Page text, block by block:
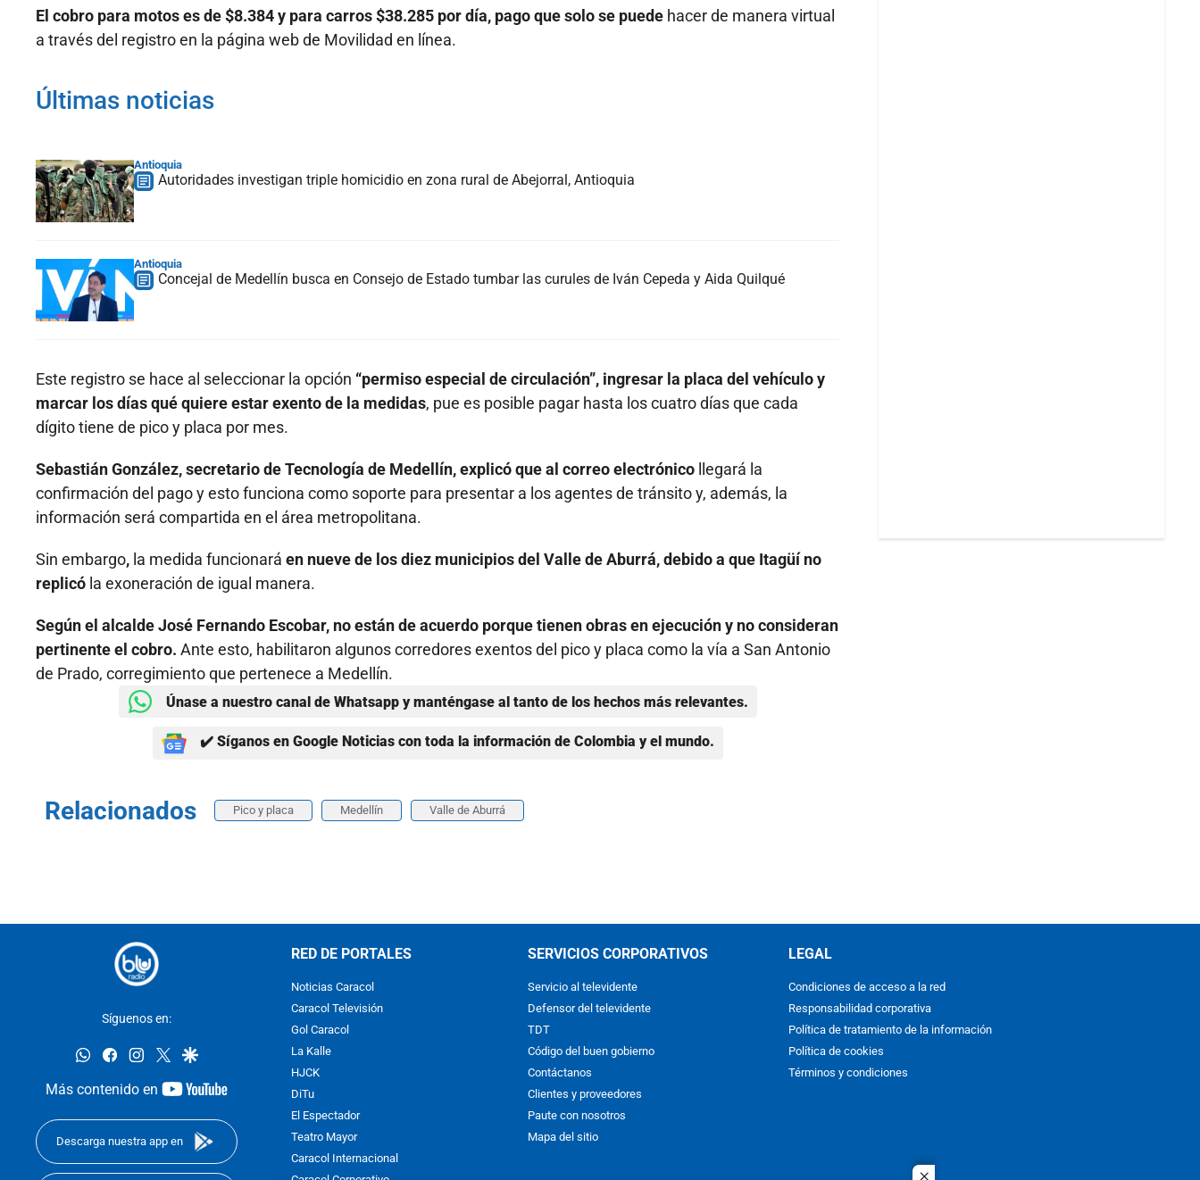
El cobro para motos es de $8.384 y para carros $38.285 por día, pago que solo se puede hacer de manera virtual
a través del registro en la página web de Movilidad en línea.
Últimas noticias
Antioquia
Autoridades investigan triple homicidio en zona rural de Abejorral, Antioquia
Antioquia
Concejal de Medellín busca en Consejo de Estado tumbar las curules de Iván Cepeda y Aida Quilqué
Este registro se hace al seleccionar la opción “permiso especial de circulación”, ingresar la placa del vehículo y
marcar los días qué quiere estar exento de la medidas, pue es posible pagar hasta los cuatro días que cada
dígito tiene de pico y placa por mes.
Sebastián González, secretario de Tecnología de Medellín, explicó que al correo electrónico llegará la
confirmación del pago y esto funciona como soporte para presentar a los agentes de tránsito y, además, la
información será compartida en el área metropolitana.
Sin embargo, la medida funcionará en nueve de los diez municipios del Valle de Aburrá, debido a que Itagüí no
replicó la exoneración de igual manera.
Según el alcalde José Fernando Escobar, no están de acuerdo porque tienen obras en ejecución y no consideran
pertinente el cobro. Ante esto, habilitaron algunos corredores exentos del pico y placa como la vía a San Antonio
de Prado, corregimiento que pertenece a Medellín.
Únase a nuestro canal de Whatsapp y manténgase al tanto de los hechos más relevantes.
✔️ Síganos en Google Noticias con toda la información de Colombia y el mundo.
Relacionados Pico y placa Medellín Valle de Aburrá
Síguenos en:
whatsappfacebookinstagram
twittergoogle
Más contenido en
youtube-
Descarga nuestra app en
RED DE PORTALES
Noticias Caracol
Caracol Televisión
Gol Caracol
La Kalle
HJCK
DiTu
El Espectador
Teatro Mayor
Caracol Internacional
SERVICIOS CORPORATIVOS
Servicio al televidente
Defensor del televidente
TDT
Código del buen gobierno
Contáctanos
Clientes y proveedores
Paute con nosotros
Mapa del sitio
LEGAL
Condiciones de acceso a la red
Responsabilidad corporativa
Política de tratamiento de la información
Política de cookies
Términos y condiciones